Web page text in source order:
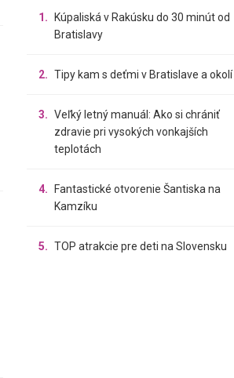
1.
Kúpaliská v Rakúsku do 30 minút od
Bratislavy
2. Tipy kam s deťmi v Bratislave a okolí
3. Veľký letný manuál: Ako si chrániť
zdravie pri vysokých vonkajších
teplotách
4.
Fantastické otvorenie Šantiska na
Kamzíku
5. TOP atrakcie pre deti na Slovensku